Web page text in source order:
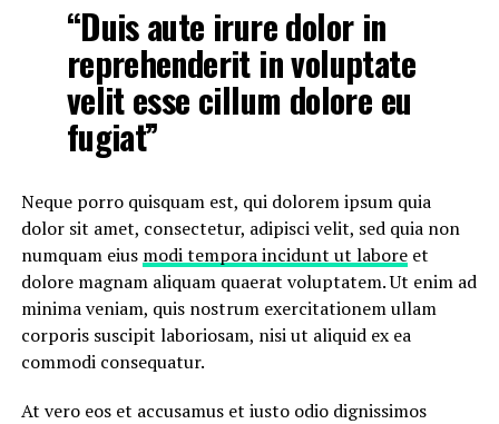
“Duis aute irure dolor in
reprehenderit in voluptate
velit esse cillum dolore eu
fugiat”
Neque porro quisquam est, qui dolorem ipsum quia
dolor sit amet, consectetur, adipisci velit, sed quia non
numquam eius modi tempora incidunt ut laboreet
dolore magnam aliquam quaerat voluptatem. Ut enim ad
minima veniam, quis nostrum exercitationem ullam
corporis suscipit laboriosam, nisi ut aliquid ex ea
commodi consequatur.
At vero eos et accusamus et iusto odio dignissimos